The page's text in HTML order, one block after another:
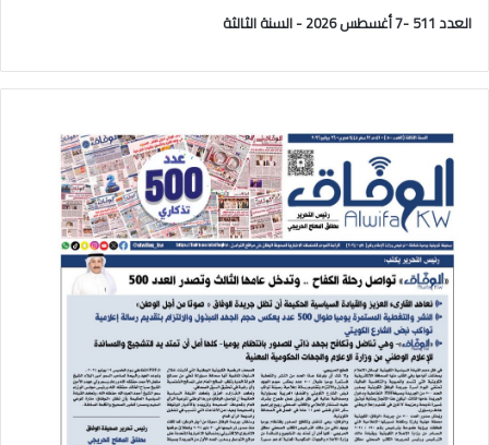
العدد 511 -7 أغسطس 2026 - السنة الثالثة